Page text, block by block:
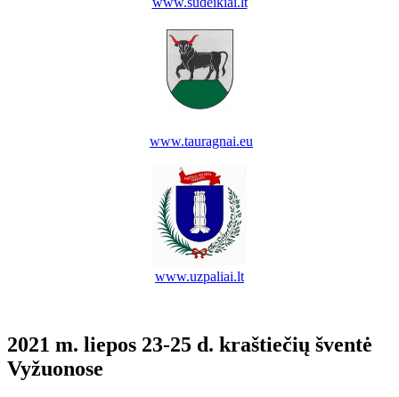
www.tauragnai.eu
www.uzpaliai.lt
2021 m. liepos 23-25 d. kraštiečių šventė
Vyžuonose